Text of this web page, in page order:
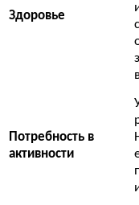
Здоровье
Потребность в
активности